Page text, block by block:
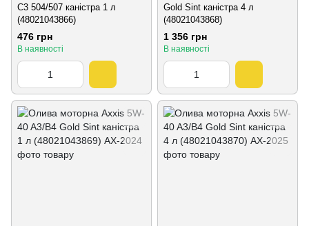
C3 504/507 каністра 1 л
(48021043866)
476 грн
В наявності
Gold Sint каністра 4 л
(48021043868)
1 356 грн
В наявності